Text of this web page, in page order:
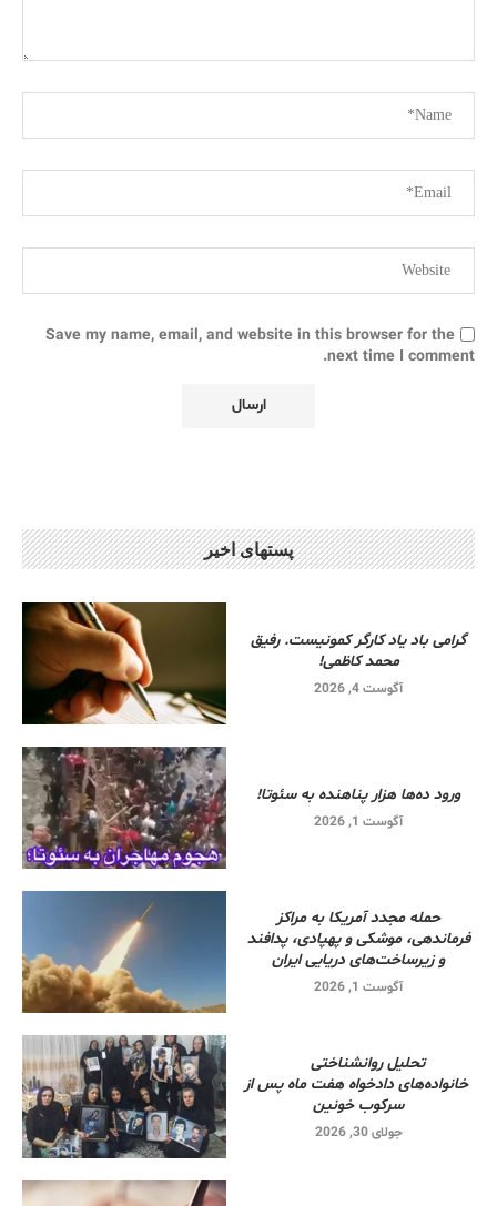
Save my name, email, and website in this browser for the
next time I comment.
پستهای اخیر
گرامی باد یاد کارگر کمونیست. رفیق
محمد کاظمی!
آگوست 4, 2026
ورود ده‌ها هزار پناهنده به سئوتا!
آگوست 1, 2026
حمله مجدد آمریکا به مراکز
فرماندهی، موشکی و پهپادی، پدافند
و زیرساخت‌های دریایی ایران
آگوست 1, 2026
تحلیل روانشناختی
خانواده‌های دادخواه هفت ماه پس از
سرکوب خونین
جولای 30, 2026